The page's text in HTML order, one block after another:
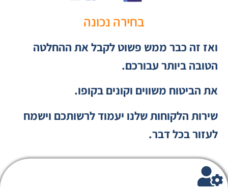
בחירה נכונה
ואז זה כבר ממש פשוט לקבל את ההחלטה
הטובה ביותר עבורכם.
את הביטוח משווים וקונים בקופו.
שירות הלקוחות שלנו יעמוד לרשותכם וישמח
לעזור בכל דבר.